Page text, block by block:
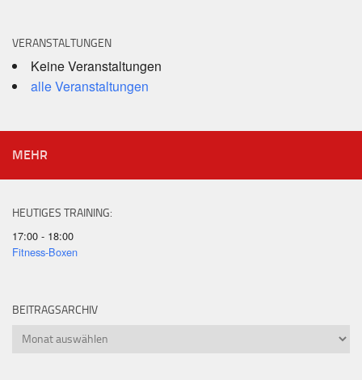
VERANSTALTUNGEN
Keine Veranstaltungen
alle Veranstaltungen
MEHR
HEUTIGES TRAINING:
17:00 - 18:00
Fitness-Boxen
BEITRAGSARCHIV
Beitragsarchiv